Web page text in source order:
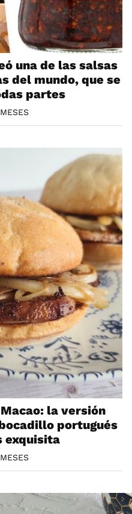
una de las salsas
del mundo, que se
partes
la versión
portugués
exquisita